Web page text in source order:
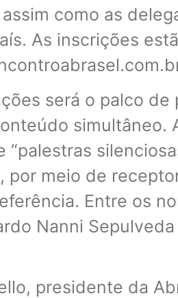
como as
As inscrições
será o palco
simultâneo.
por meio de
Entre os
Nanni
presidente da